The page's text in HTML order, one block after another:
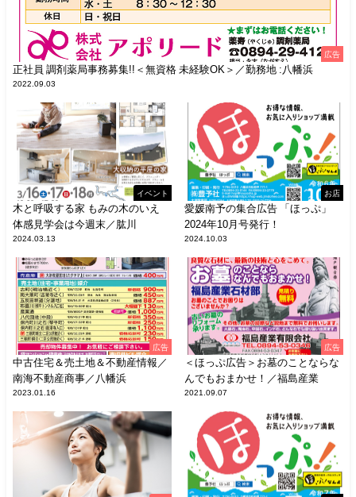
広告
正社員 調剤薬局事務募集!!＜無資格 未経験OK＞／勤務地 :八幡浜
2022.09.03
イベント
木と呼吸する家 もみの木のいえ
体感見学会は今週末／肱川
2024.03.13
お店
愛媛南予の集合広告 「ほっぷ」
2024年10月号発行！
2024.10.03
広告
中古住宅＆売土地＆不動産情報／
南海不動産商事／八幡浜
2023.01.16
広告
＜ほっぷ広告＞お墓のことならな
んでもおまかせ！／福島産業
2021.09.07